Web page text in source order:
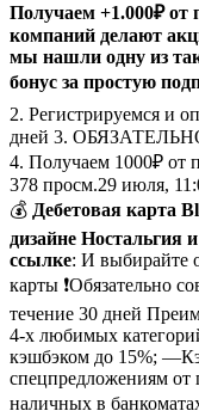
Получаем +1.000₽ от
компаний делают
мы нашли одну из
бонус за простую
2. Регистрируемся и
дней 3. ОБЯЗАТЕЛЬНО
4. Получаем 1000₽ от
378 просм.29 июля,
💰 Дебетовая карта
дизайне Ностальгия
ссылке: И выбирайте
карты ❗️Обязательно
течение 30 дней
4-х любимых
кэшбэком до 15%;
спецпредложениям от
наличных в